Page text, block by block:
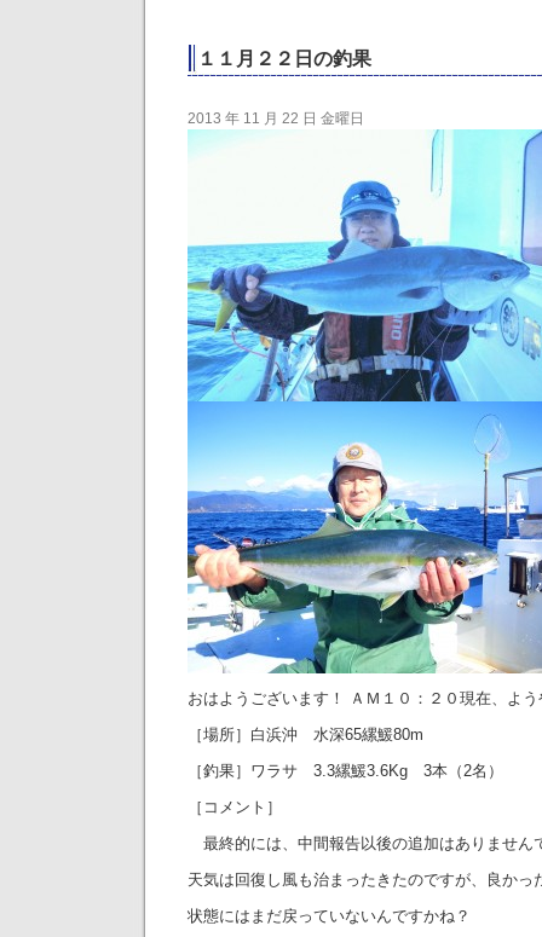
１１月２２日の釣果
2013 年 11 月 22 日 金曜日
おはようございます！ ＡＭ１０：２０現在、よ
［場所］白浜沖 水深65縲鰀80m
［釣果］ワラサ 3.3縲鰀3.6Kg 3本（2名）
［コメント］
最終的には、中間報告以後の追加はありません
天気は回復し風も治まったきたのですが、良かっ
状態にはまだ戻っていないんですかね？